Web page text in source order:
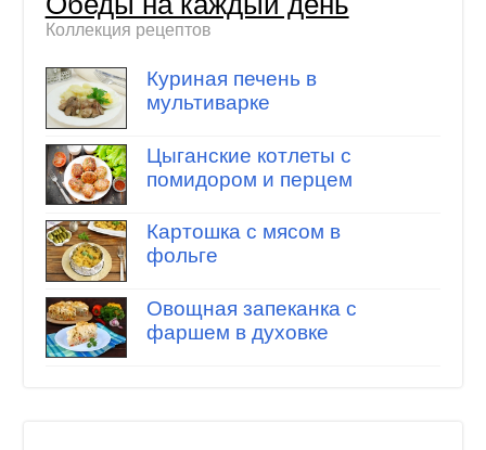
Коллекция рецептов
Куриная печень в
мультиварке
Цыганские котлеты с
помидором и перцем
Картошка с мясом в
фольге
Овощная запеканка с
фаршем в духовке